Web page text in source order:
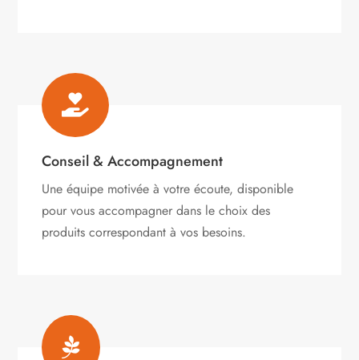

Conseil & Accompagnement
Une équipe motivée à votre écoute, disponible
pour vous accompagner dans le choix des
produits correspondant à vos besoins.
